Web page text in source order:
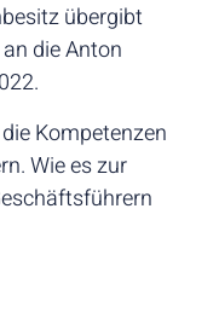
übergibt
die Anton
Kompetenzen
Wie es zur